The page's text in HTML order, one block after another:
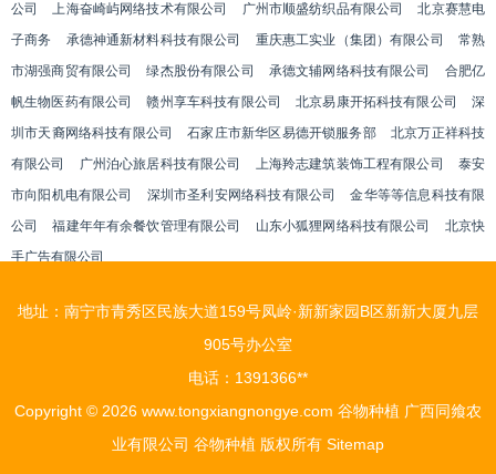
公司
上海奋崎屿网络技术有限公司 广州市顺盛纺织品有限公司
北京赛慧电
子商务
承德神通新材料科技有限公司 重庆惠工实业（集团）有限公司
常熟
市湖强商贸有限公司
绿杰股份有限公司 承德文辅网络科技有限公司
合肥亿
帆生物医药有限公司
赣州享车科技有限公司 北京易康开拓科技有限公司
深
圳市天裔网络科技有限公司
石家庄市新华区易德开锁服务部
北京万正祥科技
有限公司
广州泊心旅居科技有限公司 上海羚志建筑装饰工程有限公司
泰安
市向阳机电有限公司
深圳市圣利安网络科技有限公司
金华等等信息科技有限
公司
福建年年有余餐饮管理有限公司 山东小狐狸网络科技有限公司
北京快
手广告有限公司
地址：南宁市青秀区民族大道159号凤岭·新新家园B区新新大厦九层
905号办公室
电话：1391366**
Copyright © 2026 www.tongxiangnongye.com 谷物种植 广西同飨农
业有限公司 谷物种植 版权所有 Sitemap